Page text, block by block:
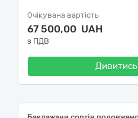
Очікувана вартість
67 500,00 UAH
з ПДВ
Дивитись